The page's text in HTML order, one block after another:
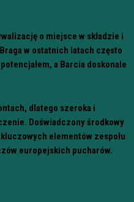
o miejsce w składzie i
w ostatnich latach często
a Barcia doskonale
dlatego szeroka i
Doświadczony środkowy
elementów zespołu
europejskich pucharów.